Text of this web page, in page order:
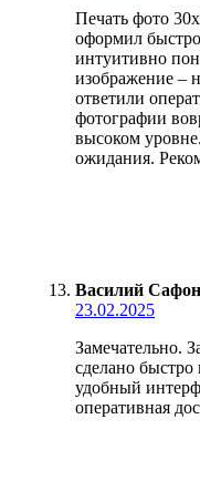
Печать фото
оформил
интуитивно
изображение –
ответили
фотографии
высоком
ожидания.
Василий
23.02.2025
Замечательно.
сделано быстро
удобный
оперативная